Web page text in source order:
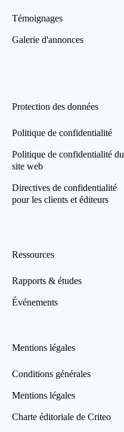
Témoignages
Galerie d'annonces
Protection des données
Politique de confidentialité
Politique de confidentialité du
site web
Directives de confidentialité
pour les clients et éditeurs
Ressources
Rapports & études
Événements
Mentions légales
Conditions générales
Mentions légales
Charte éditoriale de Criteo